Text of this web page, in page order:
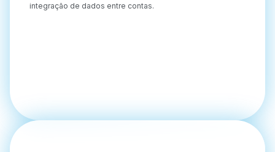
integração de dados entre contas.